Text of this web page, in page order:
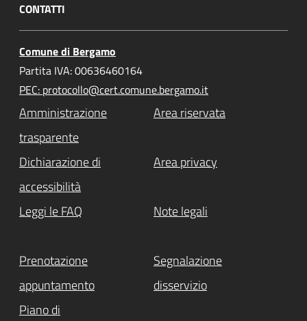
CONTATTI
Comune di Bergamo
Partita IVA: 00636460164
PEC: protocollo@cert.comune.bergamo.it
Amministrazione
trasparente
Area riservata
Dichiarazione di
accessibilità
Area privacy
Leggi le FAQ Note legali
Prenotazione
appuntamento
Segnalazione
disservizio
Piano di